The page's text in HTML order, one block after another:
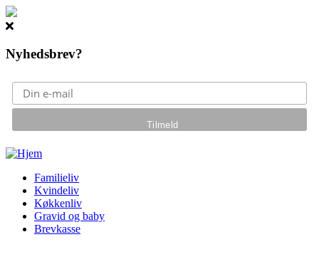
Nyhedsbrev?
Gå til hovedindhold
Familieliv
Kvindeliv
Køkkenliv
Gravid og baby
Brevkasse